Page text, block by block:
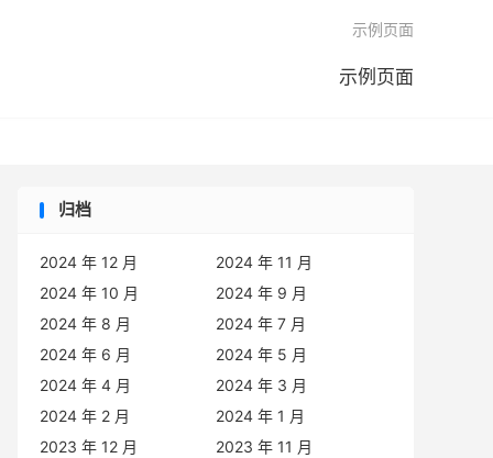
示例页面
示例页面
归档
2024 年 12 月
2024 年 11 月
2024 年 10 月
2024 年 9 月
2024 年 8 月
2024 年 7 月
2024 年 6 月
2024 年 5 月
2024 年 4 月
2024 年 3 月
2024 年 2 月
2024 年 1 月
2023 年 12 月
2023 年 11 月